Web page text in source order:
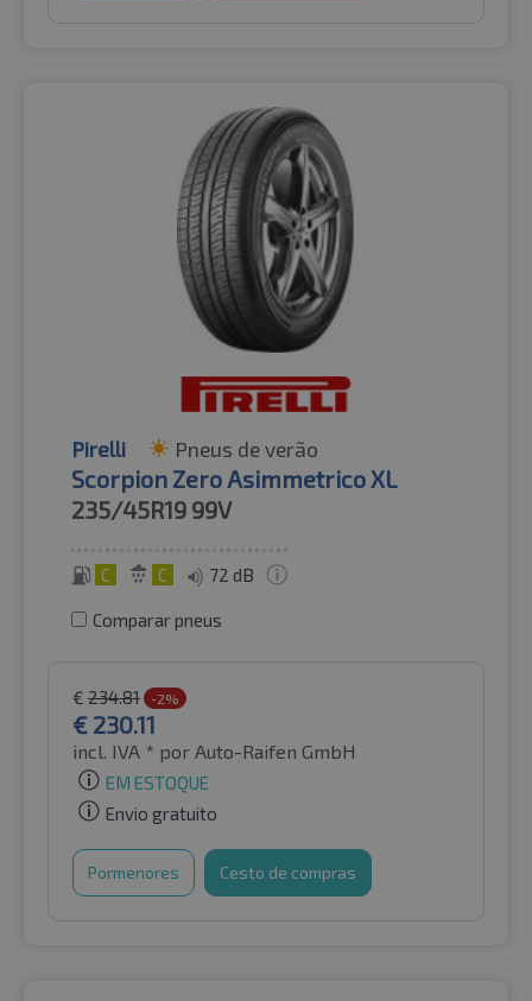
Pirelli Pneus de verão
Scorpion Zero Asimmetrico XL
235/45R19 99V
C C 72 dB
Comparar pneus
€ 234.81 -2%
€ 230.11
incl. IVA * por Auto-Raifen GmbH
EM ESTOQUE
Envio gratuito
Pormenores Cesto de compras